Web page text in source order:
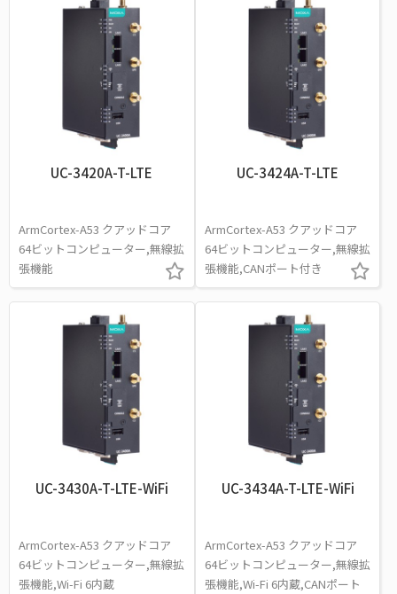
UC-3420A-T-LTE
ArmCortex-A53 クアッドコア
64ビットコンピューター,無線拡
張機能
UC-3424A-T-LTE
ArmCortex-A53 クアッドコア
64ビットコンピューター,無線拡
張機能,CANポート付き
UC-3430A-T-LTE-WiFi
ArmCortex-A53 クアッドコア
64ビットコンピューター,無線拡
張機能,Wi-Fi 6内蔵
UC-3434A-T-LTE-WiFi
ArmCortex-A53 クアッドコア
64ビットコンピューター,無線拡
張機能,Wi-Fi 6内蔵,CANポート